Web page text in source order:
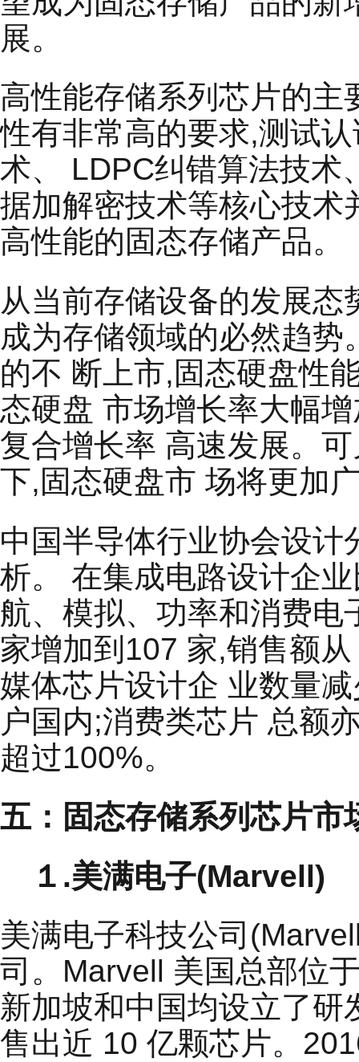
展。
高性能存储系列芯片的
性有非常高的要求,测试
术、 LDPC纠错算法技术
据加解密技术等核心技术
高性能的固态存储产品。
从当前存储设备的发展
成为存储领域的必然趋
的不 断上市,固态硬盘性
态硬盘 市场增长率大幅
复合增长率 高速发展。
下,固态硬盘市 场将更加
中国半导体行业协会设
析。 在集成电路设计企
航、模拟、功率和消费
家增加到107 家,销售额
媒体芯片设计企 业数量
户国内;消费类芯片 总额
超过100%。
五：固态存储系列芯片市
１.美满电子(Marvell)
美满电子科技公司
司。Marvell 美国总部位
新加坡和中国均设立了
售出近 10 亿颗芯片。